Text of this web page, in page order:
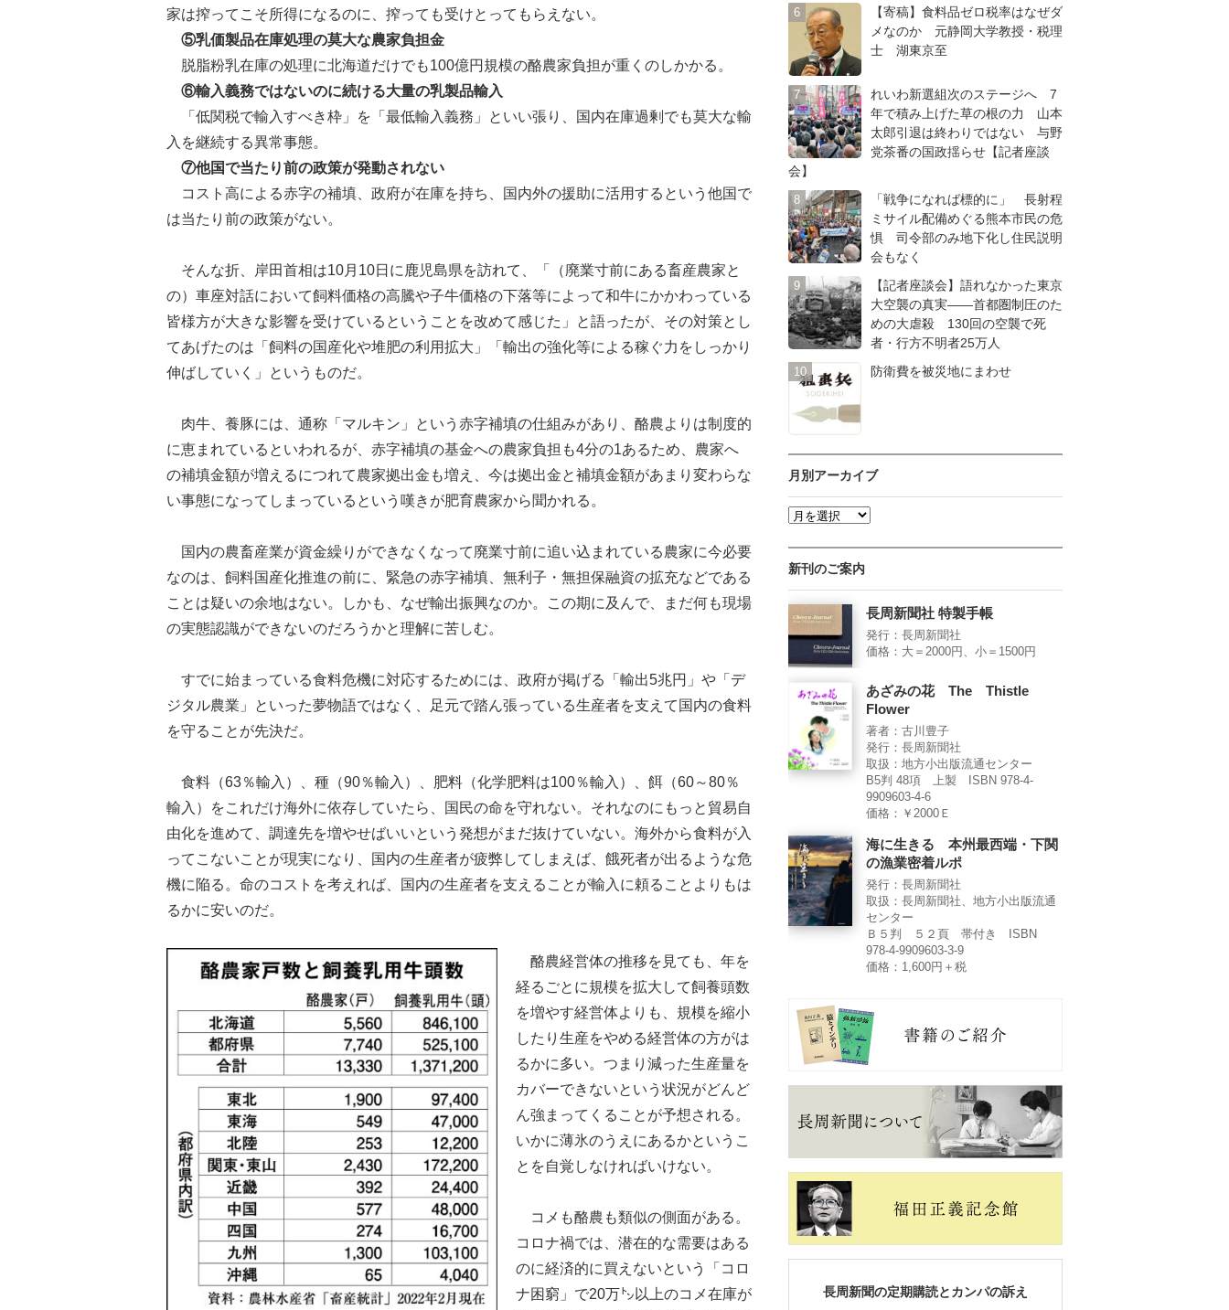
家は搾ってこそ所得になるのに、搾っても受けとってもらえない。
⑤乳価製品在庫処理の莫大な農家負担金
脱脂粉乳在庫の処理に北海道だけでも100億円規模の酪農家負担が重くのしかかる。
⑥輸入義務ではないのに続ける大量の乳製品輸入
「低関税で輸入すべき枠」を「最低輸入義務」といい張り、国内在庫過剰でも莫大な輸
入を継続する異常事態。
⑦他国で当たり前の政策が発動されない
コスト高による赤字の補填、政府が在庫を持ち、国内外の援助に活用するという他国で
は当たり前の政策がない。
そんな折、岸田首相は10月10日に鹿児島県を訪れて、「（廃業寸前にある畜産農家と
の）車座対話において飼料価格の高騰や子牛価格の下落等によって和牛にかかわっている
皆様方が大きな影響を受けているということを改めて感じた」と語ったが、その対策とし
てあげたのは「飼料の国産化や堆肥の利用拡大」「輸出の強化等による稼ぐ力をしっかり
伸ばしていく」というものだ。
肉牛、養豚には、通称「マルキン」という赤字補填の仕組みがあり、酪農よりは制度的
に恵まれているといわれるが、赤字補填の基金への農家負担も4分の1あるため、農家へ
の補填金額が増えるにつれて農家拠出金も増え、今は拠出金と補填金額があまり変わらな
い事態になってしまっているという嘆きが肥育農家から聞かれる。
国内の農畜産業が資金繰りができなくなって廃業寸前に追い込まれている農家に今必要
なのは、飼料国産化推進の前に、緊急の赤字補填、無利子・無担保融資の拡充などである
ことは疑いの余地はない。しかも、なぜ輸出振興なのか。この期に及んで、まだ何も現場
の実態認識ができないのだろうかと理解に苦しむ。
すでに始まっている食料危機に対応するためには、政府が掲げる「輸出5兆円」や「デ
ジタル農業」といった夢物語ではなく、足元で踏ん張っている生産者を支えて国内の食料
を守ることが先決だ。
食料（63％輸入）、種（90％輸入）、肥料（化学肥料は100％輸入）、餌（60～80％
輸入）をこれだけ海外に依存していたら、国民の命を守れない。それなのにもっと貿易自
由化を進めて、調達先を増やせばいいという発想がまだ抜けていない。海外から食料が入
ってこないことが現実になり、国内の生産者が疲弊してしまえば、餓死者が出るような危
機に陥る。命のコストを考えれば、国内の生産者を支えることが輸入に頼ることよりもは
るかに安いのだ。
酪農経営体の推移を見ても、年を
経るごとに規模を拡大して飼養頭数
を増やす経営体よりも、規模を縮小
したり生産をやめる経営体の方がは
るかに多い。つまり減った生産量を
カバーできないという状況がどんど
ん強まってくることが予想される。
いかに薄氷のうえにあるかというこ
とを自覚しなければいけない。
コメも酪農も類似の側面がある。
コロナ禍では、潜在的な需要はある
のに経済的に買えないという「コロ
ナ困窮」で20万㌧以上のコメ在庫が
【寄稿】食料品ゼロ税率はなぜダ
メなのか 元静岡大学教授・税理
士 湖東京至
れいわ新選組次のステージへ 7
年で積み上げた草の根の力 山本
太郎引退は終わりではない 与野
党茶番の国政揺らせ【記者座談
会】
「戦争になれば標的に」 長射程
ミサイル配備めぐる熊本市民の危
惧 司令部のみ地下化し住民説明
会もなく
【記者座談会】語れなかった東京
大空襲の真実――首都圏制圧のた
めの大虐殺 130回の空襲で死
者・行方不明者25万人
防衛費を被災地にまわせ
月別アーカイブ
新刊のご案内
長周新聞社 特製手帳
発行：長周新聞社
価格：大＝2000円、小＝1500円
あざみの花 The Thistle
Flower
著者：古川豊子
発行：長周新聞社
取扱：地方小出版流通センター
B5判 48項 上製 ISBN 978-4-
9909603-4-6
価格：￥2000Ｅ
海に生きる 本州最西端・下関
の漁業密着ルポ
発行：長周新聞社
取扱：長周新聞社、地方小出版流通
センター
Ｂ５判 ５２頁 帯付き ISBN
978-4-9909603-3-9
価格：1,600円＋税
長周新聞の定期購読とカンパの訴え